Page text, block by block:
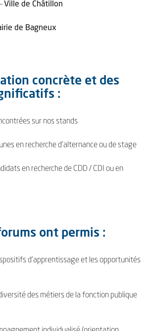
Ville de Châtillon
de Bagneux
concrète et des
:
sur nos stands
en recherche d’alternance ou de stage
en recherche de CDD / CDI ou en
ont permis :
d’apprentissage et les opportunités
des métiers de la fonction publique